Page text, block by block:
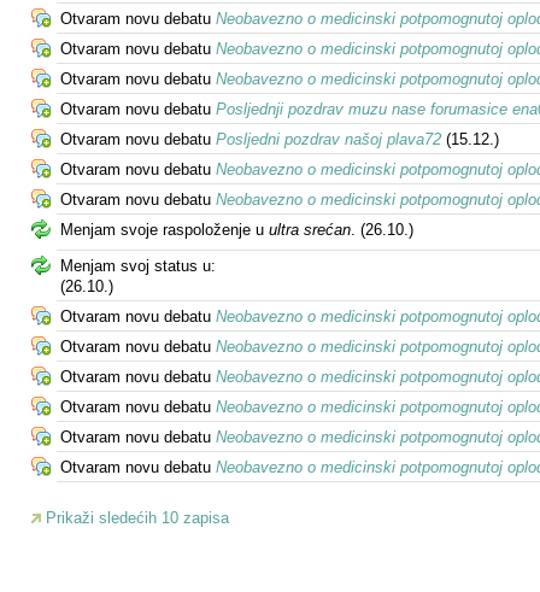
Otvaram novu debatu Neobavezno o medicinski potpomognutoj
Otvaram novu debatu Neobavezno o medicinski potpomognutoj
Otvaram novu debatu Neobavezno o medicinski potpomognutoj
Otvaram novu debatu Posljednji pozdrav muzu nase forumasice
Otvaram novu debatu Posljedni pozdrav našoj plava72(15.12.)
Otvaram novu debatu Neobavezno o medicinski potpomognutoj
Otvaram novu debatu Neobavezno o medicinski potpomognutoj
Menjam svoje raspoloženje u ultra srećan. (26.10.)
Menjam svoj status u:
(26.10.)
Otvaram novu debatu Neobavezno o medicinski potpomognutoj
Otvaram novu debatu Neobavezno o medicinski potpomognutoj
Otvaram novu debatu Neobavezno o medicinski potpomognutoj
Otvaram novu debatu Neobavezno o medicinski potpomognutoj
Otvaram novu debatu Neobavezno o medicinski potpomognutoj
Otvaram novu debatu Neobavezno o medicinski potpomognutoj
Prikaži sledećih 10 zapisa